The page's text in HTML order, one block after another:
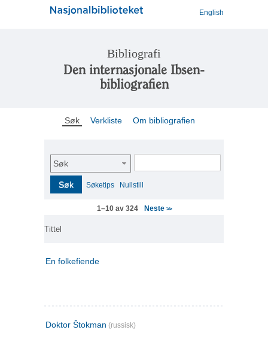
English
Bibliografi
Den internasjonale Ibsen-
bibliografien
Søk Verkliste Om bibliografien
Søk
Søk Søketips Nullstill
1–10 av 324 Neste >>
Tittel
En folkefiende
Doktor Štokman (russisk)